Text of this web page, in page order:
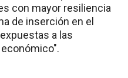
con mayor resiliencia
de inserción en el
a las